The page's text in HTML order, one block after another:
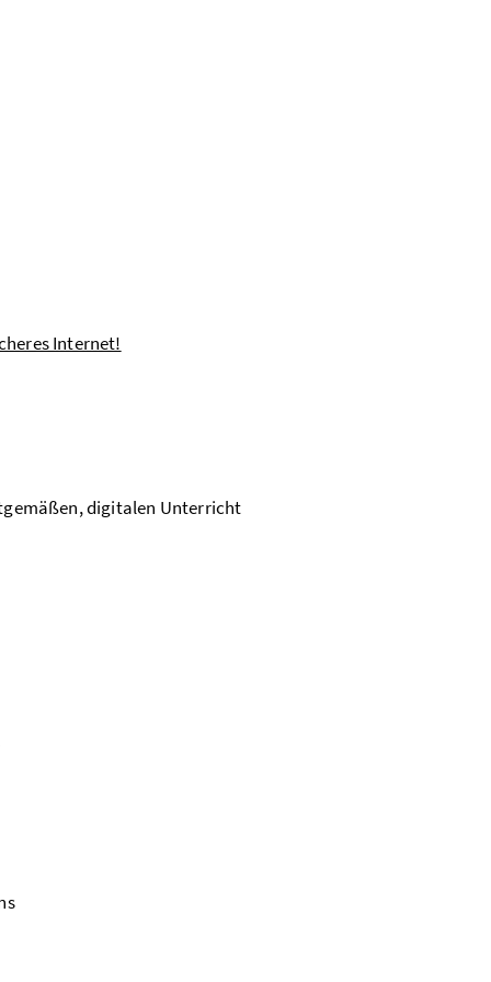
Internet!
digitalen Unterricht